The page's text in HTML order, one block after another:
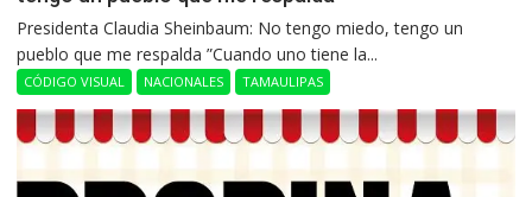
Presidenta Claudia Sheinbaum: No tengo miedo, tengo un
pueblo que me respalda ”Cuando uno tiene la...
CÓDIGO VISUAL NACIONALES TAMAULIPAS